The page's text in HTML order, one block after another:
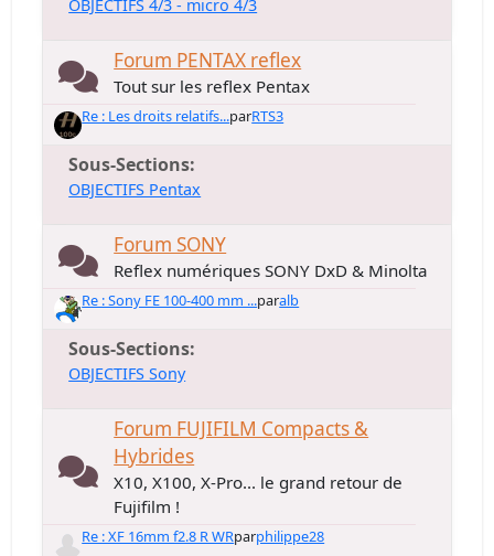
OBJECTIFS 4/3 - micro 4/3
Forum PENTAX reflex
Tout sur les reflex Pentax
Re : Les droits relatifs...parRTS3
Sous-Sections
OBJECTIFS Pentax
Forum SONY
Reflex numériques SONY DxD & Minolta
Re : Sony FE 100-400 mm ...paralb
Sous-Sections
OBJECTIFS Sony
Forum FUJIFILM Compacts &
Hybrides
X10, X100, X-Pro... le grand retour de
Fujifilm !
Re : XF 16mm f2.8 R WRparphilippe28